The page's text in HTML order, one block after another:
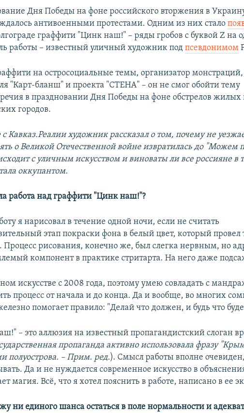
Дня Победы на фоне российского вторжения в
антивоенными протестами. Одним из них стало
граффити "Цинк наш!" – ряды гробов с буквой Z на
работы – известный уличный художник подпсевдонимом
на остросоциальные темы, организатор
"Карт-бланш" и проекта "СТЕНА" – он не смог обойти тему
в праздновании Дня Победы на фоне обстрелов жилых
городов.
с Кавказ.Реалии художник рассказал о том, почему не
о Великой Отечественной войне извратилась до "Можем
с уличным искусством и виноваты ли все россияне в
оккупантом.
работа над граффити "Цинк наш!"?
я нарисовал в течение одной ночи, если не считать
этап покраски фона в белый цвет, который
Процесс рисования, конечно же, был слегка нервным, но
компонент в практике стритарта. На него даже
искусстве с 2008 года, поэтому умею совладать с
процесс от начала и до конца. Да и вообще, во многих
помогает правило: "Делай что должен, и будь что
– это аллюзия на известный пропагандистский слоган
пропаганда активно использовала фразу
полуострова. – Прим. ред.). Смысл работы вполне
Да и не нуждается современное искусство в
магия. Всё, что я хотел пояснить в работе, написано в ее
ни единого шанса остаться в поле нормальности и